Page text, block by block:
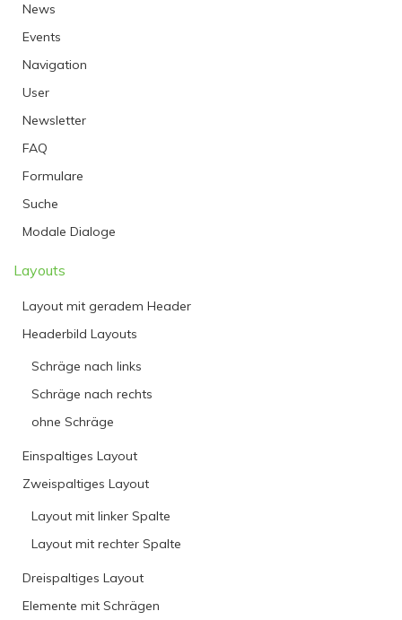
News
Events
Navigation
User
Newsletter
FAQ
Formulare
Suche
Modale Dialoge
Layouts
Layout mit geradem Header
Headerbild Layouts
Schräge nach links
Schräge nach rechts
ohne Schräge
Einspaltiges Layout
Zweispaltiges Layout
Layout mit linker Spalte
Layout mit rechter Spalte
Dreispaltiges Layout
Elemente mit Schrägen